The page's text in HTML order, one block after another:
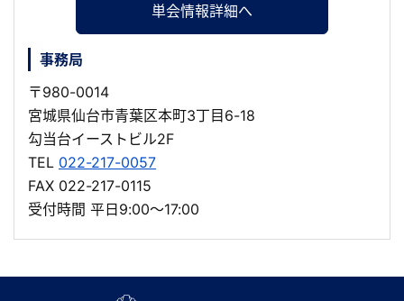
単会情報詳細へ
事務局
〒980-0014
宮城県仙台市青葉区本町3丁目6-18
勾当台イーストビル2F
TEL 022-217-0057
FAX 022-217-0115
受付時間 平日9:00～17:00